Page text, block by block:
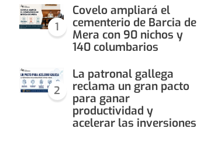
1
Covelo ampliará el
cementerio de Barcia de
Mera con 90 nichos y
140 columbarios
2
La patronal gallega
reclama un gran pacto
para ganar
productividad y
acelerar las inversiones